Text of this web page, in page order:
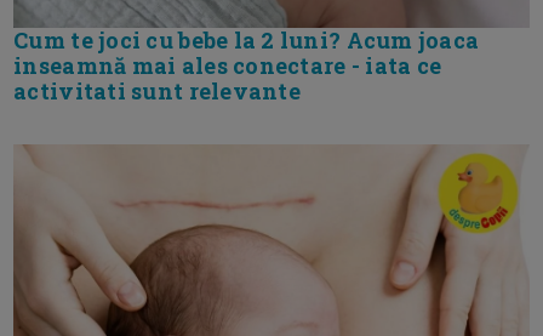
Cum te joci cu bebe la 2 luni? Acum joaca
inseamnă mai ales conectare - iata ce
activitati sunt relevante